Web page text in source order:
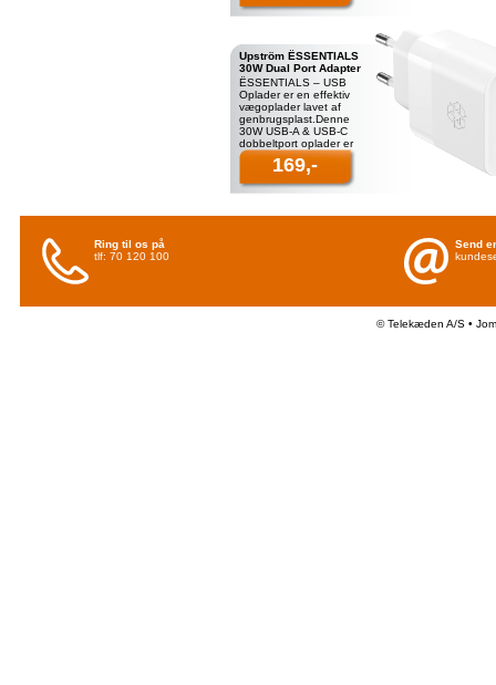
Upström ËSSENTIALS
30W Dual Port Adapter
ËSSENTIALS – USB
Oplader er en effektiv
vægoplader lavet af
genbrugsplast.Denne
30W USB-A & USB-C
dobbeltport oplader er
perfekt til dine daglige
opladningsbehov. Med
169,-
Ring til os på
tlf: 70 120 100
Send
© Telekæden A/S •